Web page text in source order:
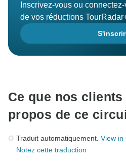
Inscrivez-vous ou
de vos réductions
Ce que nos
propos de ce
Traduit automatiquement. View in
Notez cette traduction